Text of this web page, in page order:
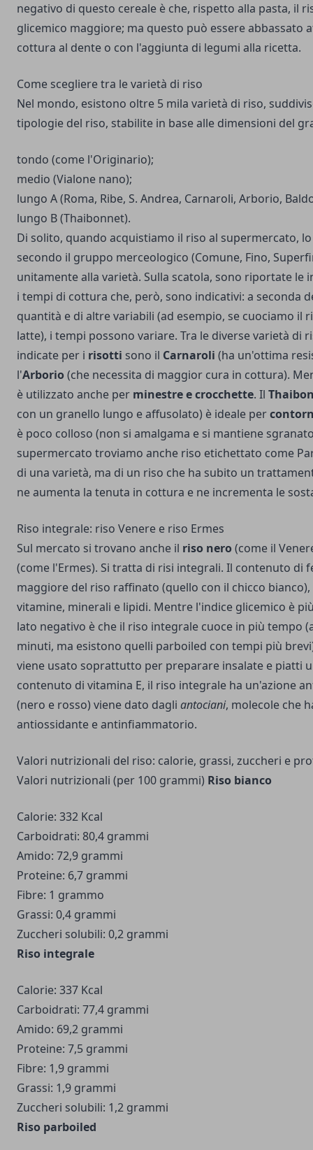
negativo di questo cereale è che, rispetto alla pasta, il
glicemico maggiore; ma questo può essere abbassato
cottura al dente o con l'aggiunta di legumi alla ricetta.
Come scegliere tra le varietà di riso
Nel mondo, esistono oltre 5 mila varietà di riso,
tipologie del riso, stabilite in base alle dimensioni del
tondo (come l'Originario);
medio (Vialone nano);
lungo A (Roma, Ribe, S. Andrea, Carnaroli, Arborio,
lungo B (Thaibonnet).
Di solito, quando acquistiamo il riso al supermercato,
secondo il gruppo merceologico (Comune, Fino,
unitamente alla varietà. Sulla scatola, sono riportate le
i tempi di cottura che, però, sono indicativi: a seconda
quantità e di altre variabili (ad esempio, se cuociamo il
latte), i tempi possono variare. Tra le diverse varietà di
indicate per i risotti sono il Carnaroli (ha un'ottima
l'Arborio (che necessita di maggior cura in cottura).
è utilizzato anche per minestre e crocchette. Il
con un granello lungo e affusolato) è ideale per
è poco colloso (non si amalgama e si mantiene
supermercato troviamo anche riso etichettato come
di una varietà, ma di un riso che ha subito un
ne aumenta la tenuta in cottura e ne incrementa le
Riso integrale: riso Venere e riso Ermes
Sul mercato si trovano anche il riso nero (come il
(come l'Ermes). Si tratta di risi integrali. Il contenuto di
maggiore del riso raffinato (quello con il chicco
vitamine, minerali e lipidi. Mentre l'indice glicemico è
lato negativo è che il riso integrale cuoce in più tempo
minuti, ma esistono quelli parboiled con tempi più
viene usato soprattutto per preparare insalate e piatti
contenuto di vitamina E, il riso integrale ha un'azione
(nero e rosso) viene dato dagli antociani, molecole che
antiossidante e antinfiammatorio.
Valori nutrizionali del riso: calorie, grassi, zuccheri e
Valori nutrizionali (per 100 grammi) Riso bianco
Calorie: 332 Kcal
Carboidrati: 80,4 grammi
Amido: 72,9 grammi
Proteine: 6,7 grammi
Fibre: 1 grammo
Grassi: 0,4 grammi
Zuccheri solubili: 0,2 grammi
Riso integrale
Calorie: 337 Kcal
Carboidrati: 77,4 grammi
Amido: 69,2 grammi
Proteine: 7,5 grammi
Fibre: 1,9 grammi
Grassi: 1,9 grammi
Zuccheri solubili: 1,2 grammi
Riso parboiled